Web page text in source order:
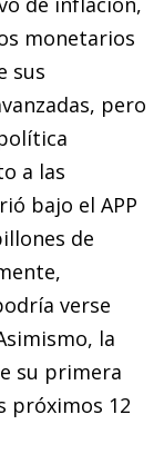
monetarios
sus
pero
a las
bajo el APP
de
verse
la
su primera
próximos 12